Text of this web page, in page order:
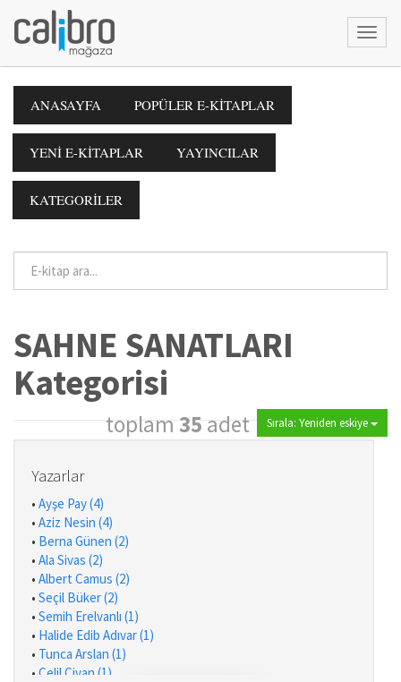
ANASAYFA POPÜLER E-KİTAPLAR
YENİ E-KİTAPLAR YAYINCILAR
KATEGORİLER
SAHNE SANATLARI
Kategorisi
toplam35adet Sırala: Yeniden eskiye
Yazarlar
• Ayşe Pay (4)
• Aziz Nesin (4)
• Berna Günen (2)
• Ala Sivas (2)
• Albert Camus (2)
• Seçil Büker (2)
• Semih Erelvanlı (1)
• Halide Edib Adıvar (1)
• Tunca Arslan (1)
• Celil Civan (1)